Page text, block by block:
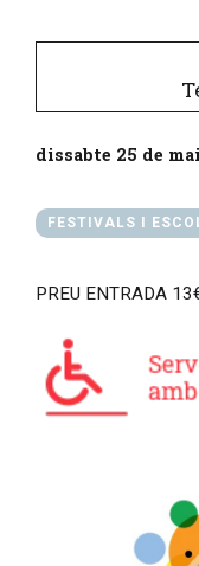
dissabte 25 de
FESTIVALS I
PREU ENTRADA